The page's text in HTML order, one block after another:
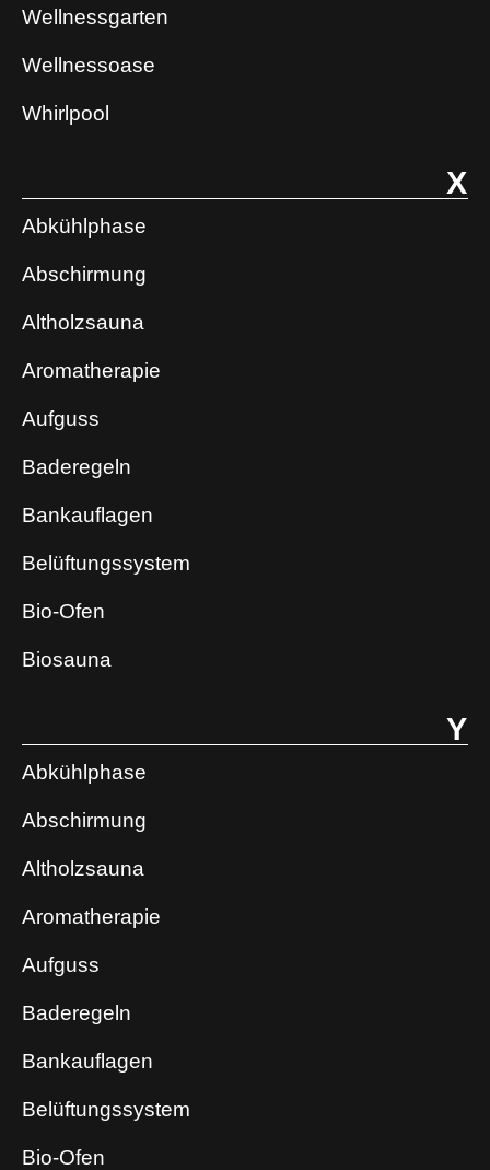
Wellnessgarten
Wellnessoase
Whirlpool
X
Abkühlphase
Abschirmung
Altholzsauna
Aromatherapie
Aufguss
Baderegeln
Bankauflagen
Belüftungssystem
Bio-Ofen
Biosauna
Y
Abkühlphase
Abschirmung
Altholzsauna
Aromatherapie
Aufguss
Baderegeln
Bankauflagen
Belüftungssystem
Bio-Ofen